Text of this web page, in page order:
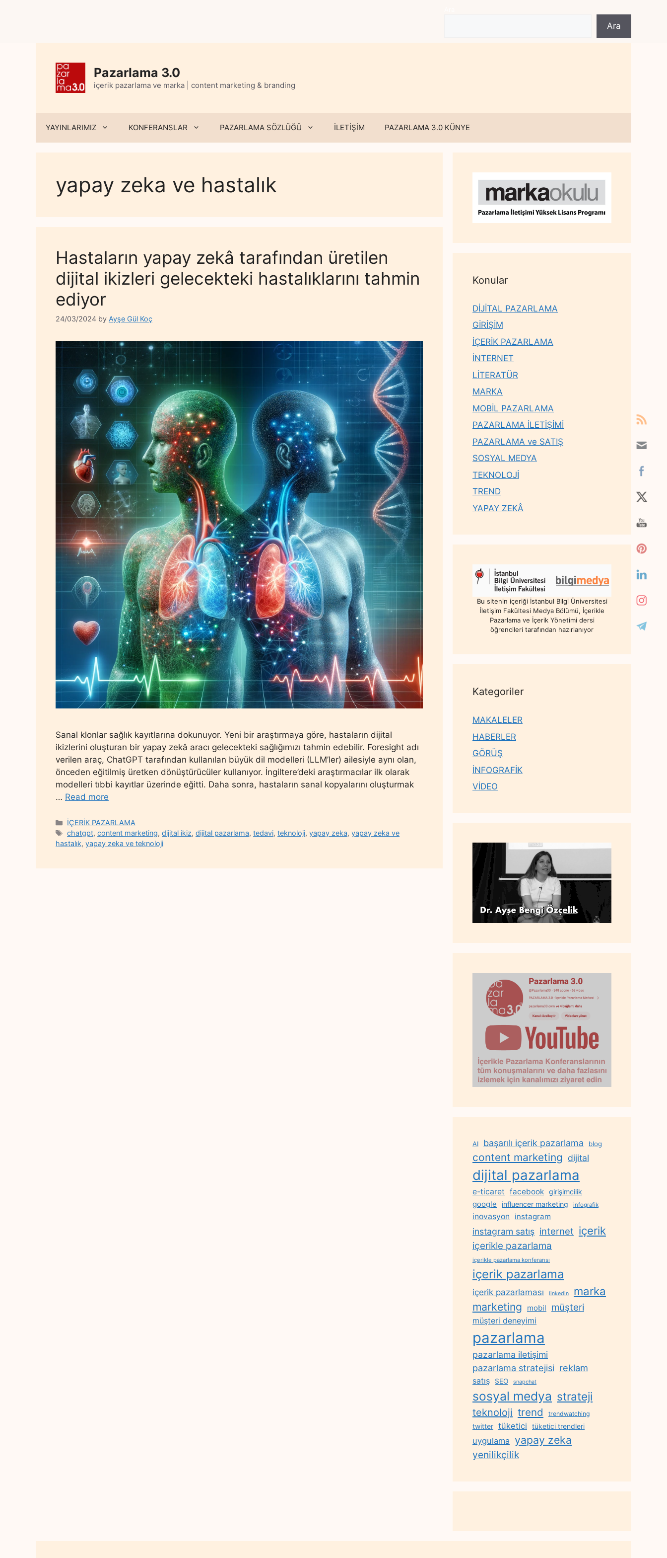
Ara
Pazarlama 3.0
içerik pazarlama ve marka | content marketing & branding
YAYINLARIMIZ KONFERANSLAR PAZARLAMA SÖZLÜĞÜ İLETİŞİM PAZARLAMA 3.0 KÜNYE
yapay zeka ve hastalık
Hastaların yapay zekâ tarafından üretilen
dijital ikizleri gelecekteki hastalıklarını tahmin
ediyor
24/03/2024 by Ayşe Gül Koç
Sanal klonlar sağlık kayıtlarına dokunuyor. Yeni bir araştırmaya göre, hastaların dijital
ikizlerini oluşturan bir yapay zekâ aracı gelecekteki sağlığımızı tahmin edebilir. Foresight adı
verilen araç, ChatGPT tarafından kullanılan büyük dil modelleri (LLM’ler) ailesiyle aynı olan,
önceden eğitilmiş üretken dönüştürücüler kullanıyor. İngiltere’deki araştırmacılar ilk olarak
modelleri tıbbi kayıtlar üzerinde eğitti. Daha sonra, hastaların sanal kopyalarını oluşturmak
… Read more
Categories
İÇERİK PAZARLAMA
Tags
chatgpt,content marketing,dijital ikiz,dijital pazarlama,tedavi,teknoloji,yapay zeka,yapay zeka ve
hastalık, yapay zeka ve teknoloji
Konular
DİJİTAL PAZARLAMA
GİRİŞİM
İÇERİK PAZARLAMA
İNTERNET
LİTERATÜR
MARKA
MOBİL PAZARLAMA
PAZARLAMA İLETİŞİMİ
PAZARLAMA ve SATIŞ
SOSYAL MEDYA
TEKNOLOJİ
TREND
YAPAY ZEKÂ
Bu sitenin içeriği İstanbul Bilgi Üniversitesi
İletişim Fakültesi Medya Bölümü, İçerikle
Pazarlama ve İçerik Yönetimi dersi
öğrencileri tarafından hazırlanıyor
Kategoriler
MAKALELER
HABERLER
GÖRÜŞ
İNFOGRAFİK
VİDEO
AI başarılı içerik pazarlama blog
content marketing dijital
dijital pazarlama
e-ticaret facebook girişimcilik
google influencer marketing infografik
inovasyon instagram
instagram satış internet içerik
içerikle pazarlama
içerikle pazarlama konferansı
içerik pazarlama
içerik pazarlaması linkedin marka
marketing mobil müşteri
müşteri deneyimi
pazarlama
pazarlama iletişimi
pazarlama stratejisi reklam
satış SEO snapchat
sosyal medya strateji
teknoloji trend trendwatching
twitter tüketici tüketici trendleri
uygulama yapay zeka
yenilikçilik